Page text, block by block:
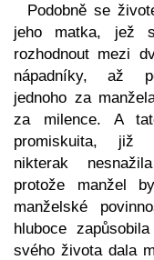
Podobně se
jeho matka, jež
rozhodnout mezi
nápadníky, až
jednoho za
za milence. A
promiskuita, již
nikterak
protože manžel
manželské
hluboce
svého života dala